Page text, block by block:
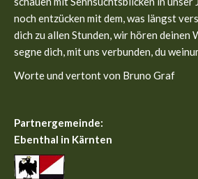
noch entzücken mit dem, was längst
dich zu allen Stunden, wir hören deinen
segne dich, mit uns verbunden, du
Worte und vertont von Bruno Graf
Partnergemeinde:
Ebenthal in Kärnten